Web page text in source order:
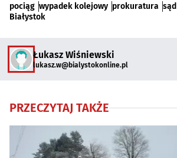
pociąg wypadek kolejowy prokuratura sąd
Białystok
Łukasz Wiśniewski
lukasz.w@bialystokonline.pl
PRZECZYTAJ TAKŻE